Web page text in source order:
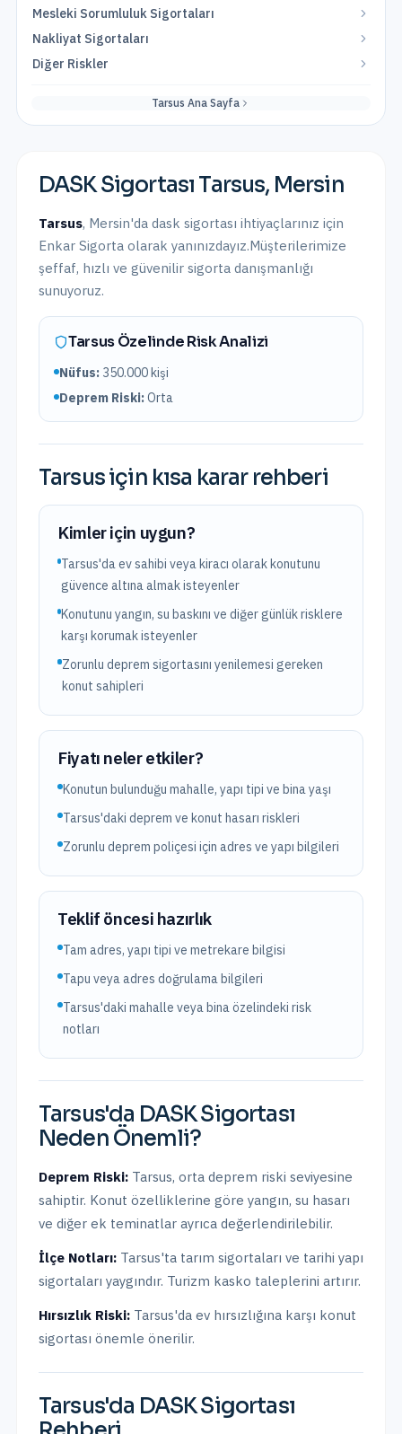
Mesleki Sorumluluk Sigortaları
Nakliyat Sigortaları
Diğer Riskler
Tarsus Ana Sayfa
DASK Sigortası Tarsus, Mersin
Tarsus, Mersin'da dask sigortası ihtiyaçlarınız için
Enkar Sigorta olarak yanınızdayız.Müşterilerimize
şeffaf, hızlı ve güvenilir sigorta danışmanlığı
sunuyoruz.
TarsusÖzelinde Risk Analizi
Nüfus: 350.000kişi
Deprem Riski:Orta
Tarsusiçin kısa karar rehberi
Kimler için uygun?
Tarsus'da ev sahibi veya kiracı olarak konutunu
güvence altına almak isteyenler
Konutunu yangın, su baskını ve diğer günlük risklere
karşı korumak isteyenler
Zorunlu deprem sigortasını yenilemesi gereken
konut sahipleri
Fiyatı neler etkiler?
Konutun bulunduğu mahalle, yapı tipi ve bina yaşı
Tarsus'daki deprem ve konut hasarı riskleri
Zorunlu deprem poliçesi için adres ve yapı bilgileri
Teklif öncesi hazırlık
Tam adres, yapı tipi ve metrekare bilgisi
Tapu veya adres doğrulama bilgileri
Tarsus'daki mahalle veya bina özelindeki risk
notları
Tarsus'da DASK Sigortası
Neden Önemli?
Deprem Riski: Tarsus, orta deprem riski seviyesine
sahiptir. Konut özelliklerine göre yangın, su hasarı
ve diğer ek teminatlar ayrıca değerlendirilebilir.
İlçe Notları: Tarsus'ta tarım sigortaları ve tarihi yapı
sigortaları yaygındır. Turizm kasko taleplerini artırır.
Hırsızlık Riski: Tarsus'da ev hırsızlığına karşı konut
sigortası önemle önerilir.
Tarsus'da DASK Sigortası